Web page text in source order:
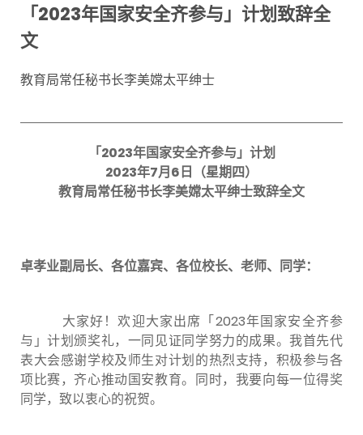
「2023年国家安全齐参与」计划致辞全
文
教育局常任秘书长李美嫦太平绅士
「2023年国家安全齐参与」计划
2023年7月6日（星期四）
教育局常任秘书长李美嫦太平绅士致辞全文
卓孝业副局长、各位嘉宾、各位校长、老师、同学：
大家好！欢迎大家出席「2023年国家安全齐参
与」计划颁奖礼，一同见证同学努力的成果。我首先代
表大会感谢学校及师生对计划的热烈支持，积极参与各
项比赛，齐心推动国安教育。同时，我要向每一位得奖
同学，致以衷心的祝贺。